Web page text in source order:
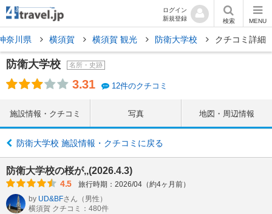
ログイン
新規登録
検索 MENU
奈川県 横須賀 横須賀 観光 防衛大学校 クチコミ詳細
防衛大学校 名所・史跡
3.31 12件のクチコミ
施設情報・クチコミ 写真 地図・周辺情報
防衛大学校 施設情報・クチコミに戻る
防衛大学校の桜が,,(2026.4.3)
4.5
旅行時期：2026/04（約4ヶ月前）
by UD&BFさん （男性）
横須賀 クチコミ：480件